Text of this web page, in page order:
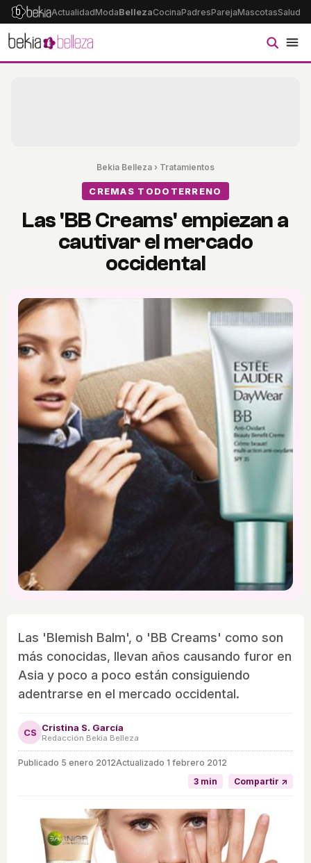
ActualidadModaBellezaCocinaPadresParejaMascotasSalud
Bekia Belleza › Tratamientos
CREMAS TODOTERRENO
Las 'BB Creams' empiezan a
cautivar el mercado
occidental
Las 'Blemish Balm', o 'BB Creams' como son
más conocidas, llevan años causando furor en
Asia y poco a poco están consiguiendo
adentrarse en el mercado occidental.
CS Cristina S. García
Redacción Bekia Belleza
Publicado 5 enero 2012Actualizado 1 febrero 2012
3 min
Compartir ↗